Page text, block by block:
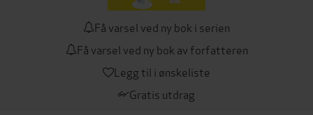
Få varsel ved ny bok i serien
Få varsel ved ny bok av forfatteren
Legg til i ønskeliste
Gratis utdrag